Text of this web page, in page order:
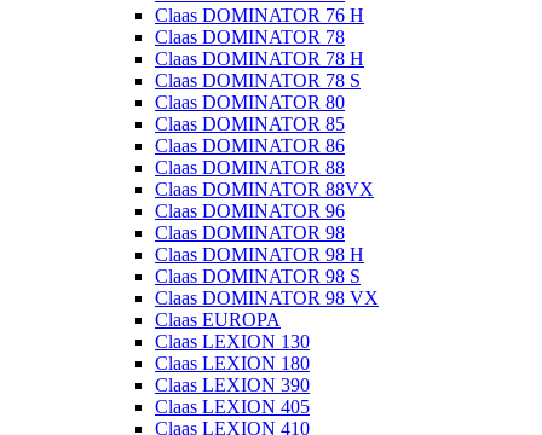
Claas DOMINATOR 76 H
Claas DOMINATOR 78
Claas DOMINATOR 78 H
Claas DOMINATOR 78 S
Claas DOMINATOR 80
Claas DOMINATOR 85
Claas DOMINATOR 86
Claas DOMINATOR 88
Claas DOMINATOR 88VX
Claas DOMINATOR 96
Claas DOMINATOR 98
Claas DOMINATOR 98 H
Claas DOMINATOR 98 S
Claas DOMINATOR 98 VX
Claas EUROPA
Claas LEXION 130
Claas LEXION 180
Claas LEXION 390
Claas LEXION 405
Claas LEXION 410